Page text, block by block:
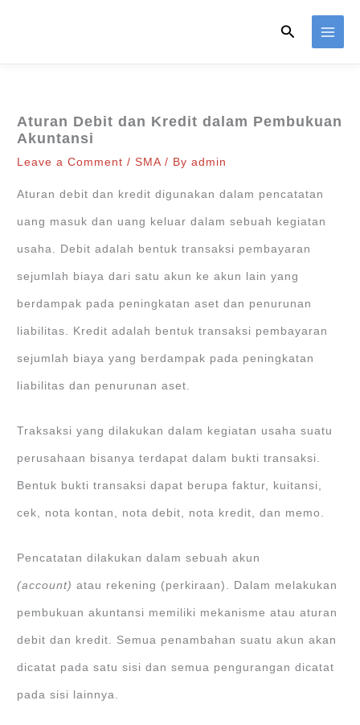
Search
Aturan Debit dan Kredit dalam Pembukuan
Akuntansi
Leave a Comment /SMA/ Byadmin
Aturan debit dan kredit digunakan dalam pencatatan
uang masuk dan uang keluar dalam sebuah kegiatan
usaha. Debit adalah bentuk transaksi pembayaran
sejumlah biaya dari satu akun ke akun lain yang
berdampak pada peningkatan aset dan penurunan
liabilitas. Kredit adalah bentuk transaksi pembayaran
sejumlah biaya yang berdampak pada peningkatan
liabilitas dan penurunan aset.
Traksaksi yang dilakukan dalam kegiatan usaha suatu
perusahaan bisanya terdapat dalam bukti transaksi.
Bentuk bukti transaksi dapat berupa faktur, kuitansi,
cek, nota kontan, nota debit, nota kredit, dan memo.
Pencatatan dilakukan dalam sebuah akun
(account) atau rekening (perkiraan). Dalam melakukan
pembukuan akuntansi memiliki mekanisme atau aturan
debit dan kredit. Semua penambahan suatu akun akan
dicatat pada satu sisi dan semua pengurangan dicatat
pada sisi lainnya.